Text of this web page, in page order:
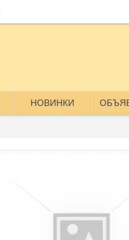
НОВИНКИ